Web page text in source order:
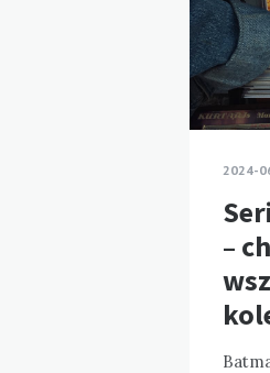
2024-
–